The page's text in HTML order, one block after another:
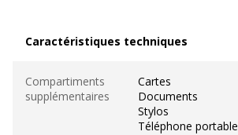
Caractéristiques techniques
Compartiments
supplémentaires
Cartes
Documents
Stylos
Téléphone portable